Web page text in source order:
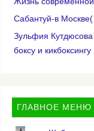
Сабантуй-в
Зульфия
боксу и кикбоксингу
ГЛАВНОЕ МЕНЮ